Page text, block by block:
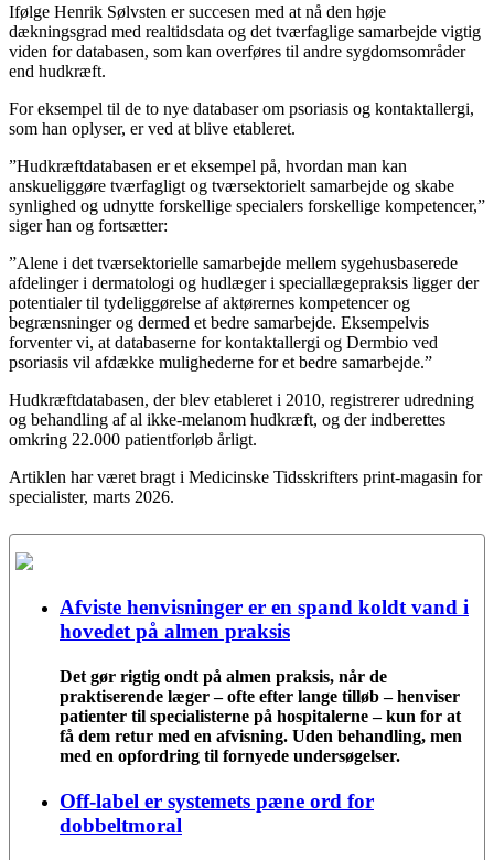
Ifølge Henrik Sølvsten er succesen med at nå den høje
dækningsgrad med realtidsdata og det tværfaglige samarbejde vigtig
viden for databasen, som kan overføres til andre sygdomsområder
end hudkræft.
For eksempel til de to nye databaser om psoriasis og kontaktallergi,
som han oplyser, er ved at blive etableret.
”Hudkræftdatabasen er et eksempel på, hvordan man kan
anskueliggøre tværfagligt og tværsektorielt samarbejde og skabe
synlighed og udnytte forskellige specialers forskellige kompetencer,”
siger han og fortsætter:
”Alene i det tværsektorielle samarbejde mellem sygehusbaserede
afdelinger i dermatologi og hudlæger i speciallægepraksis ligger der
potentialer til tydeliggørelse af aktørernes kompetencer og
begrænsninger og dermed et bedre samarbejde. Eksempelvis
forventer vi, at databaserne for kontaktallergi og Dermbio ved
psoriasis vil afdække mulighederne for et bedre samarbejde.”
Hudkræftdatabasen, der blev etableret i 2010, registrerer udredning
og behandling af al ikke-melanom hudkræft, og der indberettes
omkring 22.000 patientforløb årligt.
Artiklen har været bragt i Medicinske Tidsskrifters print-magasin for
specialister, marts 2026.
Afviste henvisninger er en spand koldt vand i
hovedet på almen praksis
Det gør rigtig ondt på almen praksis, når de
praktiserende læger – ofte efter lange tilløb – henviser
patienter til specialisterne på hospitalerne – kun for at
få dem retur med en afvisning. Uden behandling, men
med en opfordring til fornyede undersøgelser.
Off-label er systemets pæne ord for
dobbeltmoral